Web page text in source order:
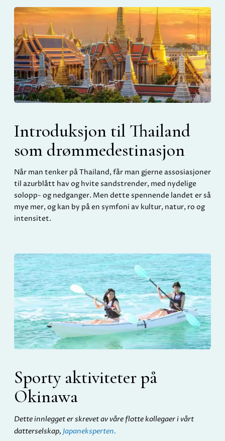
Introduksjon til Thailand
som drømmedestinasjon
Når man tenker på Thailand, får man gjerne assosiasjoner
til azurblått hav og hvite sandstrender, med nydelige
solopp- og nedganger. Men dette spennende landet er så
mye mer, og kan by på en symfoni av kultur, natur, ro og
intensitet.
Sporty aktiviteter på
Okinawa
Dette innlegget er skrevet av våre flotte kollegaer i vårt
datterselskap, Japaneksperten.